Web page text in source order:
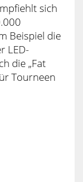
sich
Beispiel die
LED-
die „Fat
Tourneen